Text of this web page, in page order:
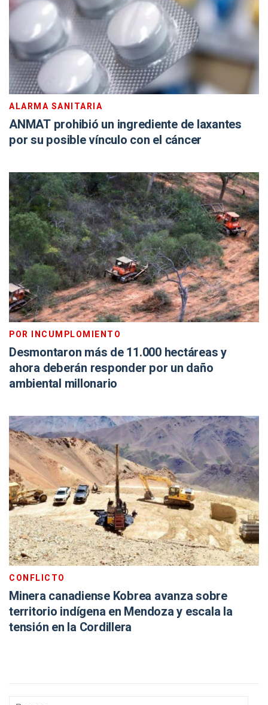
ALARMA SANITARIA
ANMAT prohibió un ingrediente de laxantes
por su posible vínculo con el cáncer
POR INCUMPLOMIENTO
Desmontaron más de 11.000 hectáreas y
ahora deberán responder por un daño
ambiental millonario
CONFLICTO
Minera canadiense Kobrea avanza sobre
territorio indígena en Mendoza y escala la
tensión en la Cordillera